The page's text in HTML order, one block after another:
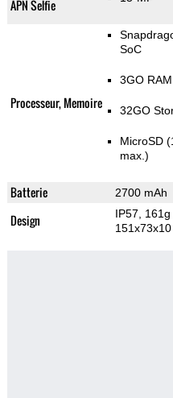
APN Selfie
Processeur, Memoire
SoC
3GO RAM
32GO
MicroSD
max.)
Batterie 2700 mAh
Design IP57, 161g